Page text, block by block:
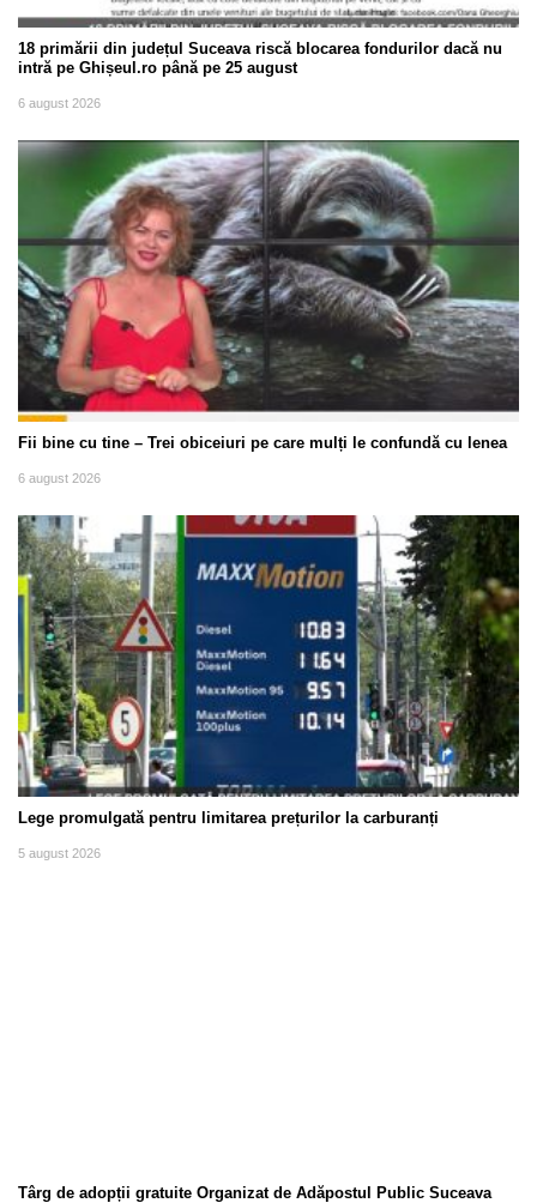
18 primării din județul Suceava riscă blocarea fondurilor dacă nu
intră pe Ghișeul.ro până pe 25 august
6 august 2026
Fii bine cu tine – Trei obiceiuri pe care mulți le confundă cu lenea
6 august 2026
Lege promulgată pentru limitarea prețurilor la carburanți
5 august 2026
Târg de adopții gratuite Organizat de Adăpostul Public Suceava